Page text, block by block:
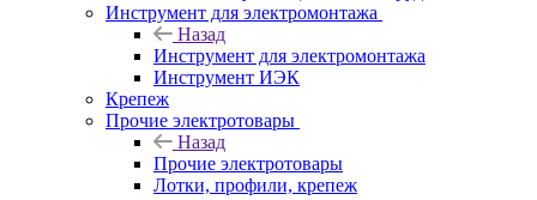
Инструмент для электромонтажа
Назад
Инструмент для электромонтажа
Инструмент ИЭК
Крепеж
Прочие электротовары
Назад
Прочие электротовары
Лотки, профили, крепеж